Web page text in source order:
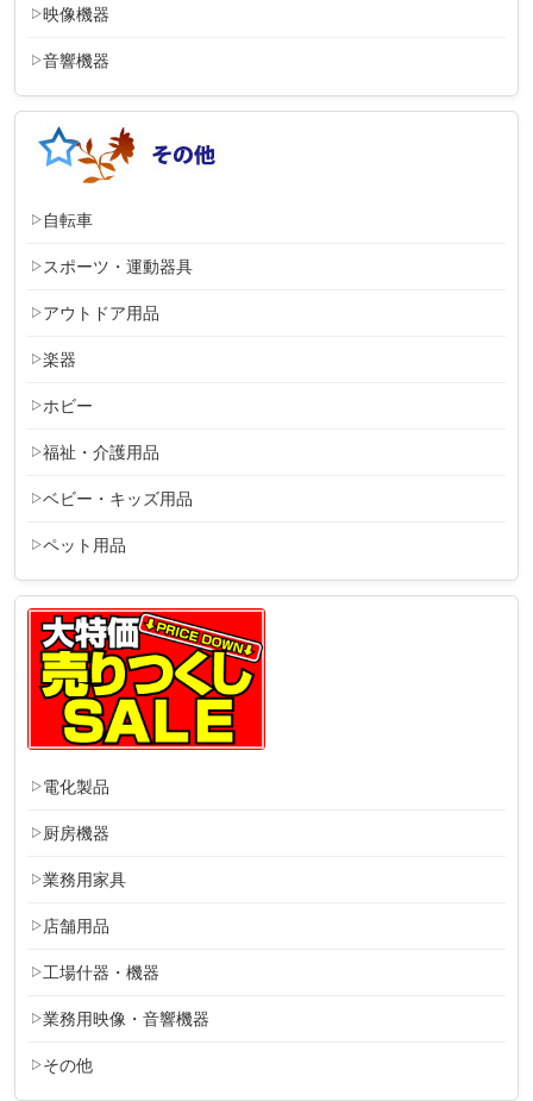
映像機器
音響機器
自転車
スポーツ・運動器具
アウトドア用品
楽器
ホビー
福祉・介護用品
ベビー・キッズ用品
ペット用品
電化製品
厨房機器
業務用家具
店舗用品
工場什器・機器
業務用映像・音響機器
その他